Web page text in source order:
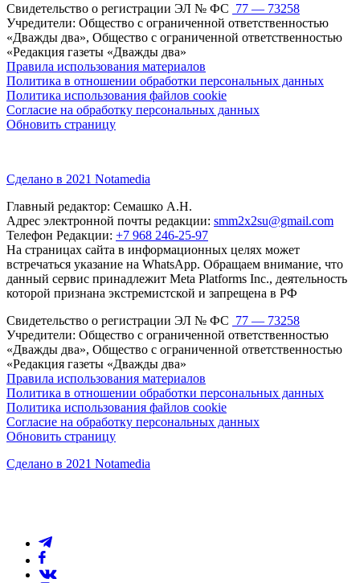
Свидетельство о регистрации ЭЛ № ФС 77 — 73258
Учредители: Общество с ограниченной ответственностью
«Дважды два», Общество с ограниченной ответственностью
«Редакция газеты «Дважды два»
Правила использования материалов
Политика в отношении обработки персональных данных
Политика использования файлов cookie
Согласие на обработку персональных данных
Обновить страницу
Сделано в 2021 Notamedia
Главный редактор: Семашко А.Н.
Адрес электронной почты редакции: smm2x2su@gmail.com
Телефон Редакции: +7 968 246-25-97
На страницах сайта в информационных целях может
встречаться указание на WhatsApp. Обращаем внимание, что
данный сервис принадлежит Meta Platforms Inc., деятельность
которой признана экстремистской и запрещена в РФ
Свидетельство о регистрации ЭЛ № ФС 77 — 73258
Учредители: Общество с ограниченной ответственностью
«Дважды два», Общество с ограниченной ответственностью
«Редакция газеты «Дважды два»
Правила использования материалов
Политика в отношении обработки персональных данных
Политика использования файлов cookie
Согласие на обработку персональных данных
Обновить страницу
Сделано в 2021 Notamedia